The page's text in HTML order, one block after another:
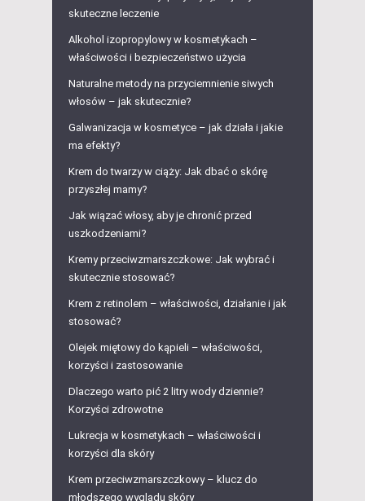
skuteczne leczenie
Alkohol izopropylowy w kosmetykach –
właściwości i bezpieczeństwo użycia
Naturalne metody na przyciemnienie siwych
włosów – jak skutecznie?
Galwanizacja w kosmetyce – jak działa i jakie
ma efekty?
Krem do twarzy w ciąży: Jak dbać o skórę
przyszłej mamy?
Jak wiązać włosy, aby je chronić przed
uszkodzeniami?
Kremy przeciwzmarszczkowe: Jak wybrać i
skutecznie stosować?
Krem z retinolem – właściwości, działanie i jak
stosować?
Olejek miętowy do kąpieli – właściwości,
korzyści i zastosowanie
Dlaczego warto pić 2 litry wody dziennie?
Korzyści zdrowotne
Lukrecja w kosmetykach – właściwości i
korzyści dla skóry
Krem przeciwzmarszczkowy – klucz do
młodszego wyglądu skóry